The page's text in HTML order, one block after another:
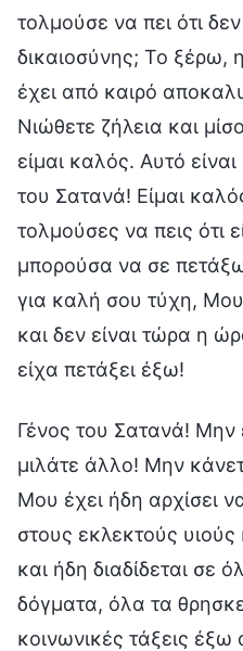
τολμούσε να πει ότι
δικαιοσύνης; Το ξέρω,
έχει από καιρό
Νιώθετε ζήλεια και
είμαι καλός. Αυτό
του Σατανά! Είμαι
τολμούσες να πεις ότι
μπορούσα να σε
για καλή σου τύχη,
και δεν είναι τώρα η
είχα πετάξει έξω!
Γένος του Σατανά! Μην
μιλάτε άλλο! Μην
Μου έχει ήδη αρχίσει
στους εκλεκτούς
και ήδη διαδίδεται σε
δόγματα, όλα τα
κοινωνικές τάξεις έξω